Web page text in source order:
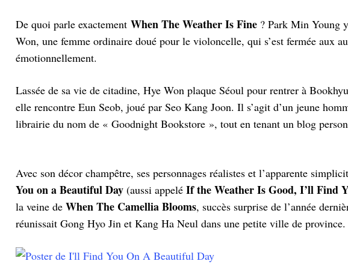
De quoi parle exactement When The Weather Is Fine ? Park Min Young
Won, une femme ordinaire doué pour le violoncelle, qui s’est fermée aux
émotionnellement.
Lassée de sa vie de citadine, Hye Won plaque Séoul pour rentrer à
elle rencontre Eun Seob, joué par Seo Kang Joon. Il s’agit d’un jeune
librairie du nom de « Goodnight Bookstore », tout en tenant un blog
Avec son décor champêtre, ses personnages réalistes et l’apparente
You on a Beautiful Day (aussi appelé If the Weather Is Good, I’ll Find
la veine de When The Camellia Blooms, succès surprise de l’année
réunissait Gong Hyo Jin et Kang Ha Neul dans une petite ville de province.